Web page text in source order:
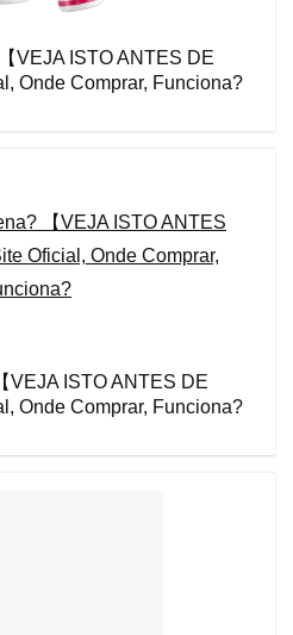
VEJA ISTO ANTES DE
Onde Comprar, Funciona?
VEJA ISTO ANTES DE
Onde Comprar, Funciona?